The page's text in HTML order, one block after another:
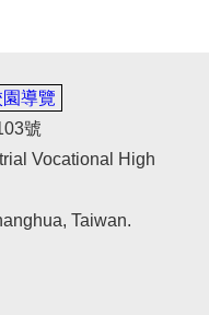
導覽
號
Vocational High
Taiwan.